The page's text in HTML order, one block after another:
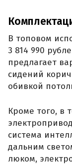
В топовом
3 814 990
предлагает
сидений
обивкой
Кроме того, в
система
дальним
люком,